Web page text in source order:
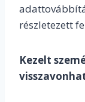
részletezett
Kezelt